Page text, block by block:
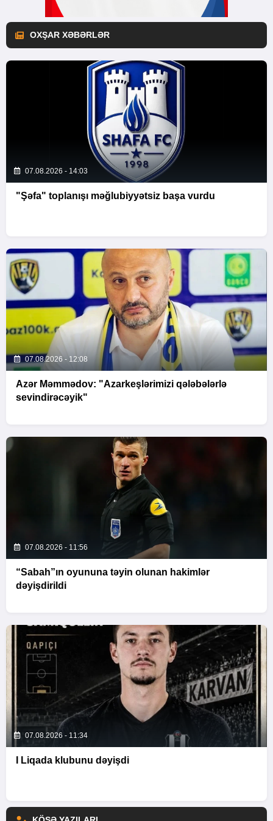
OXŞAR XƏBƏRLƏR
07.08.2026 - 14:03
"Şəfa" toplanışı məğlubiyyətsiz başa vurdu
07.08.2026 - 12:08
Azər Məmmədov: "Azarkeşlərimizi qələbələrlə
sevindirəcəyik"
07.08.2026 - 11:56
“Sabah”ın oyununa təyin olunan hakimlər
dəyişdirildi
07.08.2026 - 11:34
I Liqada klubunu dəyişdi